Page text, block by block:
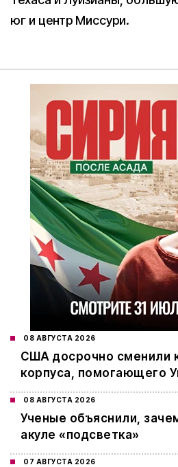
юг и центр Миссури.
08 АВГУСТА 2026
США досрочно сменили
корпуса, помогающего
08 АВГУСТА 2026
Ученые объяснили,
акуле «подсветка»
07 АВГУСТА 2026